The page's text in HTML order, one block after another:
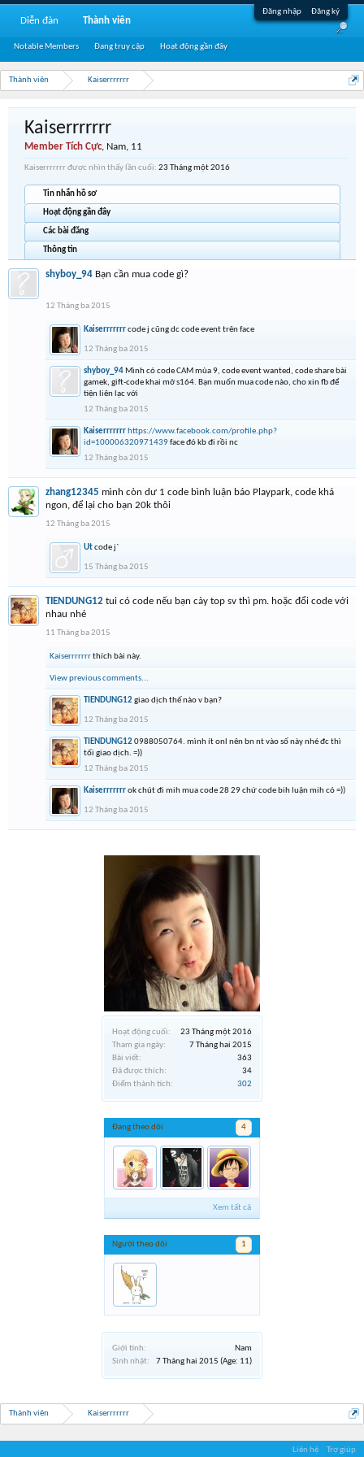
Đăng nhập Đăng ký
Thành viên Kaiserrrrrrr
Hoạt động cuối:
23 Tháng một 2016
Tham gia ngày:
7 Tháng hai 2015
Bài viết:
363
Đã được thích:
34
Điểm thành tích:
302
Đang theo dõi 4
Xem tất cả
Người theo dõi 1
Giới tính:
Nam
Sinh nhật:
7 Tháng hai 2015 (Age: 11)
Kaiserrrrrrr
Member Tích Cực, Nam, 11
Kaiserrrrrrr được nhìn thấy lần cuối: 23 Tháng một 2016
Tin nhắn hồ sơ
Hoạt động gần đây
Các bài đăng
Thông tin
shyboy_94 Bạn cần mua code gì?
12 Tháng ba 2015
Kaiserrrrrrrcode j cũng dc code event trên face
12 Tháng ba 2015
shyboy_94 Mình có code CAM mùa 9, code event wanted, code share bài
gamek, gift-code khai mở s164. Bạn muốn mua code nào, cho xin fb để
tiện liên lạc với
12 Tháng ba 2015
Kaiserrrrrrr https://www.facebook.com/profile.php?
id=100006320971439face đó kb đi rồi nc
12 Tháng ba 2015
zhang12345 mình còn dư 1 code bình luận báo Playpark, code khá
ngon, để lại cho bạn 20k thôi
12 Tháng ba 2015
Utcode j`
15 Tháng ba 2015
TIENDUNG12 tui có code nếu bạn cày top sv thì pm. hoặc đổi code với
nhau nhé
11 Tháng ba 2015
Kaiserrrrrrrthích bài này.
View previous comments...
TIENDUNG12giao dịch thế nào v bạn?
12 Tháng ba 2015
TIENDUNG120988050764. mình ít onl nên bn nt vào số này nhé đc thì
tối giao dịch. =))
12 Tháng ba 2015
Kaiserrrrrrrok chút đi mih mua code 28 29 chứ code bih luận mih có =))
12 Tháng ba 2015
Thành viên Kaiserrrrrrr
Diễn đàn Thành viên
Notable Members Đang truy cập Hoạt động gần đây
Liên hệ Trợ giúp